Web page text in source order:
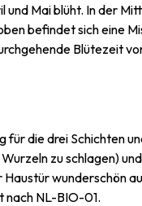
und Mai blüht. In der
befindet sich eine
Blütezeit
die drei Schichten
zu schlagen)
wunderschön
nach NL-BIO-01.